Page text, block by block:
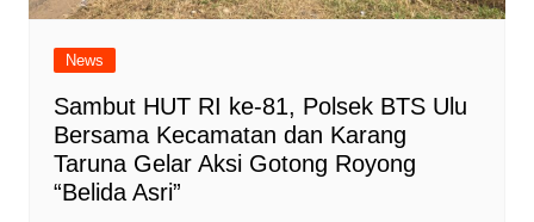
News
Sambut HUT RI ke-81, Polsek BTS Ulu
Bersama Kecamatan dan Karang
Taruna Gelar Aksi Gotong Royong
“Belida Asri”